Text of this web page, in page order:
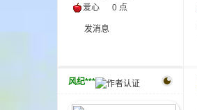
爱心
0 点
发消息
风纪***